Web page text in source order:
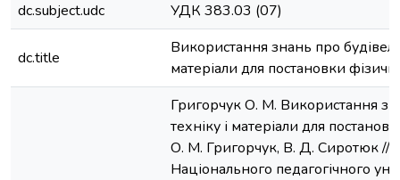
dc.subject.udc
УДК 383.03 (07)
dc.title
Використання знань про
матеріали для постановки
Григорчук О. М. Використання
техніку і матеріали для
О. М. Григорчук, В. Д. Сиротюк //
Національного педагогічного